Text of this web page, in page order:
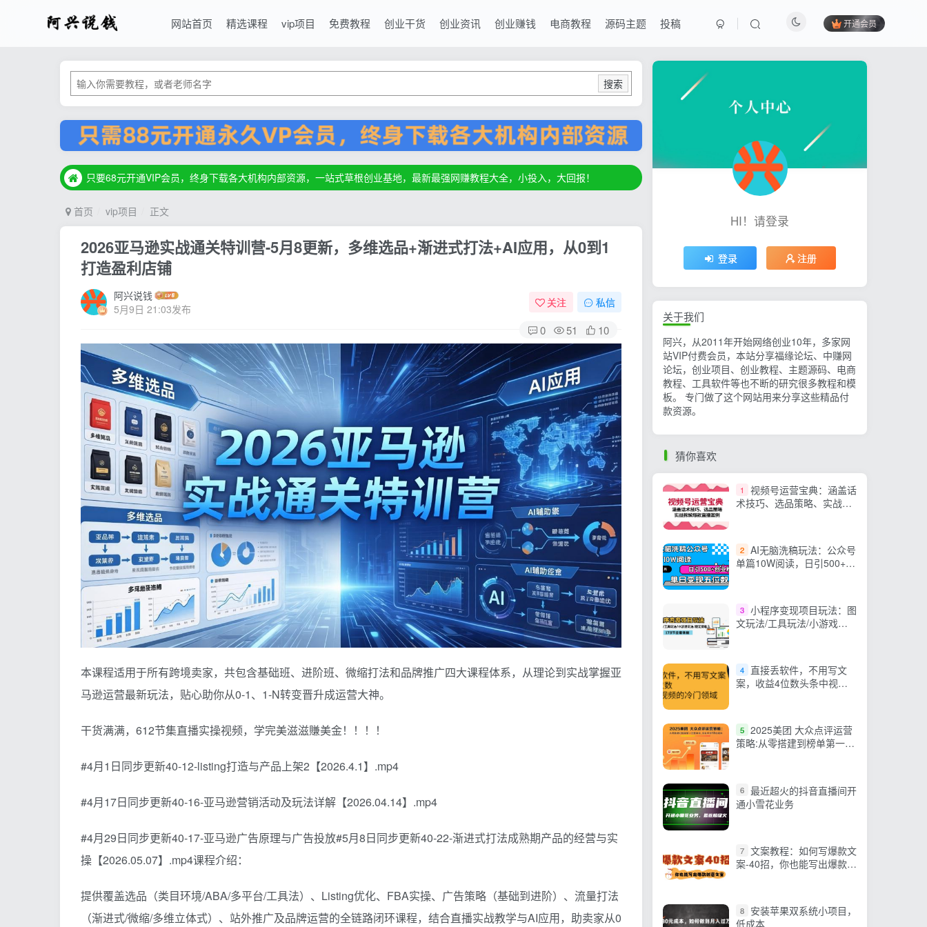
网站首页 精选课程 vip项目 免费教程 创业干货 创业资讯 创业赚钱 电商教程 源码主题 投稿 开通会员
搜索
只要68元开通VIP会员，终身下载各大机构内部资源，一站式草根创业基地，最新最强网赚教程大全，小投入，大回报！
只要68元开通VIP会员，终身下载各大机构内部资源，一站式草根创业基地，最新最强网赚教程大全，小投入，大回报！
只要68元开通VIP会员，终身下载各大机构内部资源，一站式草根创业基地，最新最强网赚教程大全，小投入，大回报！
首页 vip项目 正文
2026亚马逊实战通关特训营-5月8更新，多维选品+渐进式打法+AI应用，从0到1
打造盈利店铺
阿兴说钱
5月9日 21:03发布
关注 私信
0 51 10
本课程适用于所有跨境卖家，共包含基础班、进阶班、微缩打法和品牌推广四大课程体系，从理论到实战掌握亚
马逊运营最新玩法，贴心助你从0-1、1-N转变晋升成运营大神。
干货满满，612节集直播实操视频，学完美滋滋賺美金！！！！
#4月1日同步更新40-12-listing打造与产品上架2【2026.4.1】.mp4
#4月17日同步更新40-16-亚马逊营销活动及玩法详解【2026.04.14】.mp4
#4月29日同步更新40-17-亚马逊广告原理与广告投放#5月8日同步更新40-22-渐进式打法成熟期产品的经营与实
操【2026.05.07】.mp4课程介绍：
提供覆盖选品（类目环境/ABA/多平台/工具法）、Listing优化、FBA实操、广告策略（基础到进阶）、流量打法
（渐进式/微缩/多维立体式）、站外推广及品牌运营的全链路闭环课程，结合直播实战教学与AI应用，助卖家从0
HI！请登录
登录 注册
关于我们
阿兴，从2011年开始网络创业10年，多家网
站VIP付费会员，本站分享福缘论坛、中赚网
论坛，创业项目、创业教程、主题源码、电商
教程、工具软件等也不断的研究很多教程和模
板。 专门做了这个网站用来分享这些精品付
款资源。
猜你喜欢
1
视频号运营宝典：涵盖话
术技巧、选品策略、实战拆
2 AI无脑洗稿玩法：公众号
单篇10W阅读，日引500+创
3 小程序变现项目玩法：图
文玩法/工具玩法/小游戏玩
4
直接丢软件，不用写文
案，收益4位数头条中视频
5 2025美团 大众点评运营
策略:从零搭建到榜单第一完
6 最近超火的抖音直播间开
通小雪花业务
7 文案教程：如何写爆款文
案-40招，你也能写出爆款创
8
安装苹果双系统小项目，
低成本